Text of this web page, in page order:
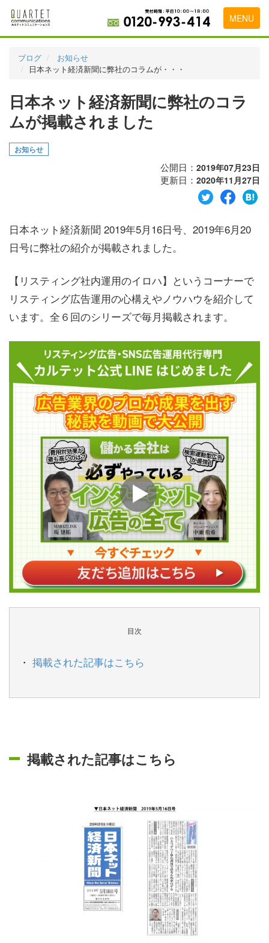
MENU
料金表
実績・お客様の声
初めて導入をお考えの方
代理店の乗り換えをお考えの方
お問い合わせ
ブログ
お知らせ
日本ネット経済新聞に弊社のコラムが・・・
日本ネット経済新聞に弊社のコラ
ムが掲載されました
お知らせ
公開日： 2019年07月23日
更新日： 2020年11月27日
日本ネット経済新聞 2019年5月16日号、2019年6月20
日号に弊社の紹介が掲載されました。
【リスティング社内運用のイロハ】というコーナーで
リスティング広告運用の心構えやノウハウを紹介して
います。全６回のシリーズで毎月掲載されます。
目次
掲載された記事はこちら
掲載された記事はこちら